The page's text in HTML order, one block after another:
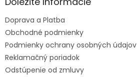
e
Doprava a Platba
Obchodné podmienky
Podmienky ochrany osobných údajov
Reklamačný poriadok
Odstúpenie od zmluvy